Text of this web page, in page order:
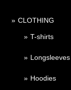
CLOTHING
T-shirts
Longsleeves
Hoodies